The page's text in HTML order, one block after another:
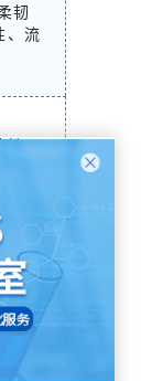
韧
、流
度、